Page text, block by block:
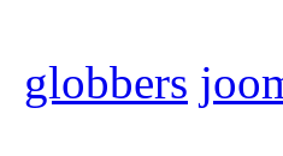
globbers